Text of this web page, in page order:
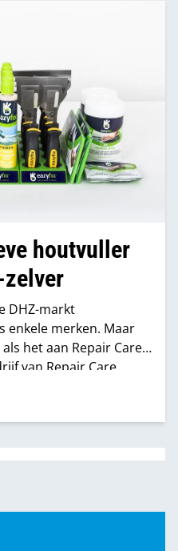
we kwaliteit die
houtvuller
DHZ-markt
enkele merken. Maar
het aan Repair Care
van Repair Care,
houtreparatie voor
met Eazyfix een
voor de doe-het-